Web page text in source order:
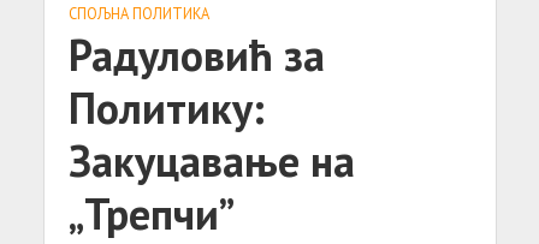
СПОЉНА ПОЛИТИКА
Радуловић за
Политику:
Закуцавање на
„Трепчи”